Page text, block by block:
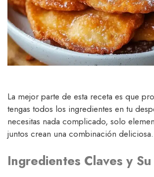
La mejor parte de esta receta es que
tengas todos los ingredientes en tu
necesitas nada complicado, solo
juntos crean una combinación deliciosa.
Ingredientes Claves y